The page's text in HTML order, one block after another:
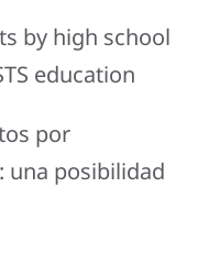
by high school
education
por
una posibilidad